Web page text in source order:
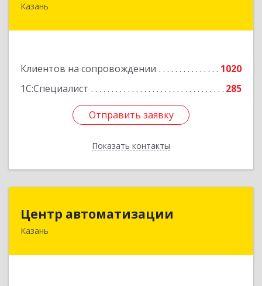
Казань
Клиентов на сопровождении
1020
1С:Специалист
285
Отправить заявку
Показать контакты
420088, Татарстан Респ, Казань г, Победы пр-
Отправить заявку
Назад
Центр автоматизации
Казань
420133, Татарстан Респ, Казань г, Ямашева пр-